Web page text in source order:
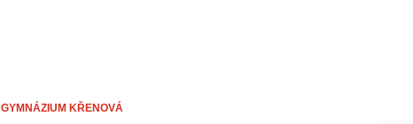
GYMNÁZIUM KŘENOVÁ